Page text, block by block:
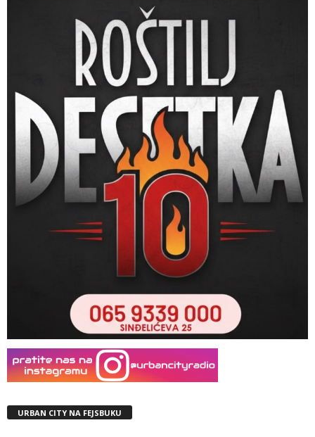
URBAN CITY NA FEJSBUKU